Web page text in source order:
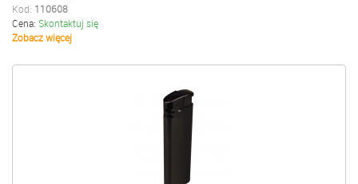
Kod: 110608
Cena: Skontaktuj się
Zobacz więcej